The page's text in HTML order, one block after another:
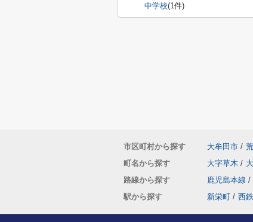
中学校(1件)
市区町村から探す 大牟田市 /
町名から探す
大字草木 /
路線から探す
鹿児島本線 /
駅から探す
新栄町 / 西